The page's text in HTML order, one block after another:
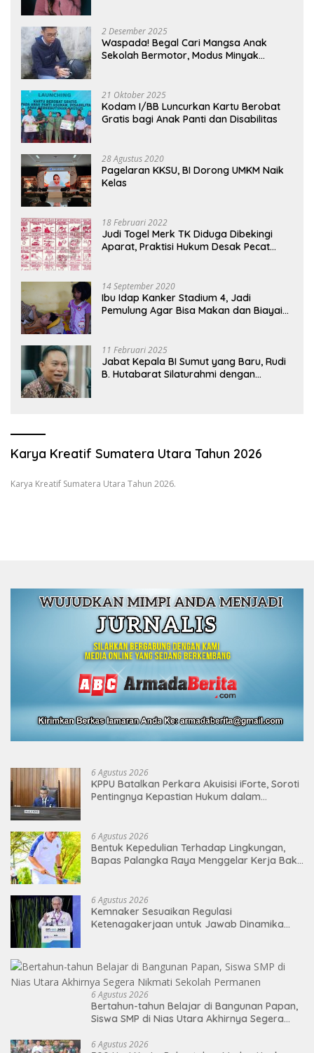
2 Desember 2025
Waspada! Begal Cari Mangsa Anak
Sekolah Bermotor, Modus Minyak
21 Oktober 2025
Kodam I/BB Luncurkan Kartu Berobat
Gratis bagi Anak Panti dan Disabilitas
28 Agustus 2020
Pagelaran KKSU, BI Dorong UMKM Naik
Kelas
18 Februari 2022
Judi Togel Merk TK Diduga Dibekingi
Aparat, Praktisi Hukum Desak Pecat
14 September 2020
Ibu Idap Kanker Stadium 4, Jadi
Pemulung Agar Bisa Makan dan Biayai
11 Februari 2025
Jabat Kepala BI Sumut yang Baru, Rudi
B. Hutabarat Silaturahmi dengan
Karya Kreatif Sumatera Utara Tahun 2026
Karya Kreatif Sumatera Utara Tahun 2026.
6 Agustus 2026
KPPU Batalkan Perkara Akuisisi iForte, Soroti
Pentingnya Kepastian Hukum dalam
6 Agustus 2026
Bentuk Kepedulian Terhadap Lingkungan,
Bapas Palangka Raya Menggelar Kerja Bakti
6 Agustus 2026
Kemnaker Sesuaikan Regulasi
Ketenagakerjaan untuk Jawab Dinamika
6 Agustus 2026
Bertahun-tahun Belajar di Bangunan Papan,
Siswa SMP di Nias Utara Akhirnya Segera
6 Agustus 2026